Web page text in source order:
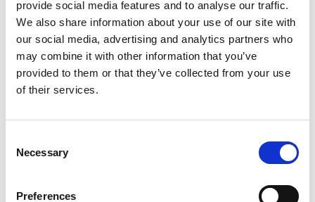
provide social media features and to analyse our traffic.
We also share information about your use of our site with
our social media, advertising and analytics partners who
may combine it with other information that you’ve
provided to them or that they’ve collected from your use
of their services.
Selection
Necessary
Preferences